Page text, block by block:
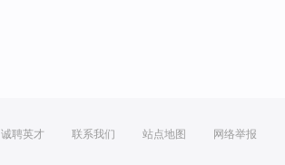
诚聘英才 联系我们 站点地图 网络举报